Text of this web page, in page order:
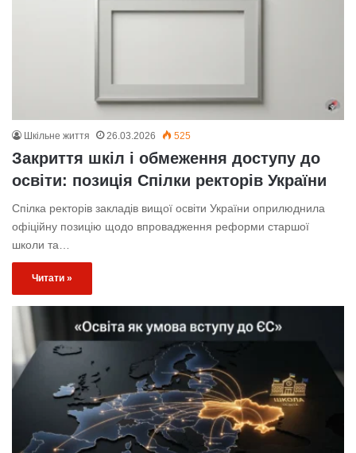
Шкільне життя 26.03.2026 525
Закриття шкіл і обмеження доступу до
освіти: позиція Спілки ректорів України
Спілка ректорів закладів вищої освіти України оприлюднила
офіційну позицію щодо впровадження реформи старшої
школи та…
Читати »